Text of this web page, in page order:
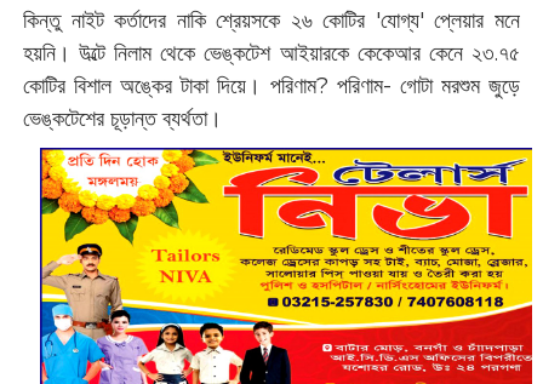
কিন্তু নাইট কর্তাদের নাকি শ্রেয়সকে ২৬ কোটির 'যোগ্য' প্লেয়ার মনে
হয়নি। উল্টে নিলাম থেকে ভেঙ্কটেশ আইয়ারকে কেকেআর কেনে ২৩.৭৫
কোটির বিশাল অঙ্কের টাকা দিয়ে। পরিণাম? পরিণাম- গোটা মরশুম জুড়ে
ভেঙ্কটেশের চূড়ান্ত ব্যর্থতা।